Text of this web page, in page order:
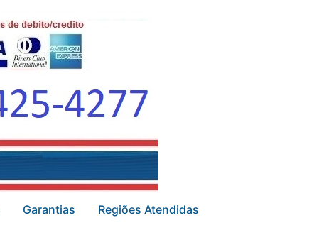
Garantias Regiões Atendidas